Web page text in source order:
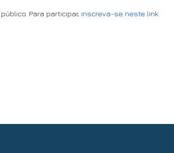
Para participar, inscreva-se neste link.
That Moves Forward